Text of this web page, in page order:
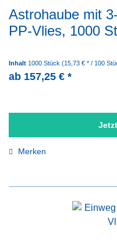
Astrohaube mit
PP-Vlies, 1000
Inhalt 1000 Stück (15,73 € * / 100
ab 157,25 € *
Merken